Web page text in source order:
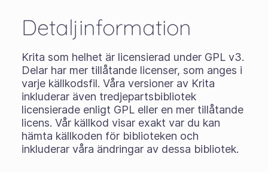
Detaljinformation
Krita som helhet är licensierad under GPL v3.
Delar har mer tillåtande licenser, som anges i
varje källkodsfil. Våra versioner av Krita
inkluderar även tredjepartsbibliotek
licensierade enligt GPL eller en mer tillåtande
licens. Vår källkod visar exakt var du kan
hämta källkoden för biblioteken och
inkluderar våra ändringar av dessa bibliotek.